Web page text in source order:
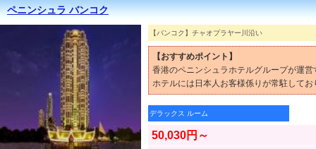
ペニンシュラ バンコク
【バンコク】チャオプラヤー川沿い
【おすすめポイント】
香港のペニンシュラホテルグループが運
ホテルには日本人お客様係りが常駐して
デラックス ルーム
50,030円～